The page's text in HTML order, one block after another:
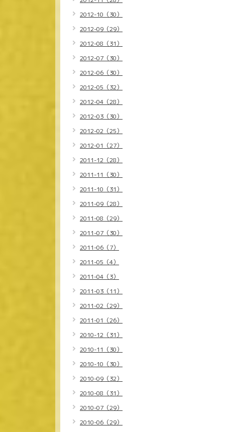
2012-10（30）
2012-09（29）
2012-08（31）
2012-07（30）
2012-06（30）
2012-05（32）
2012-04（28）
2012-03（30）
2012-02（25）
2012-01（27）
2011-12（28）
2011-11（30）
2011-10（31）
2011-09（28）
2011-08（29）
2011-07（30）
2011-06（7）
2011-05（4）
2011-04（3）
2011-03（11）
2011-02（29）
2011-01（26）
2010-12（31）
2010-11（30）
2010-10（30）
2010-09（32）
2010-08（31）
2010-07（29）
2010-06（29）